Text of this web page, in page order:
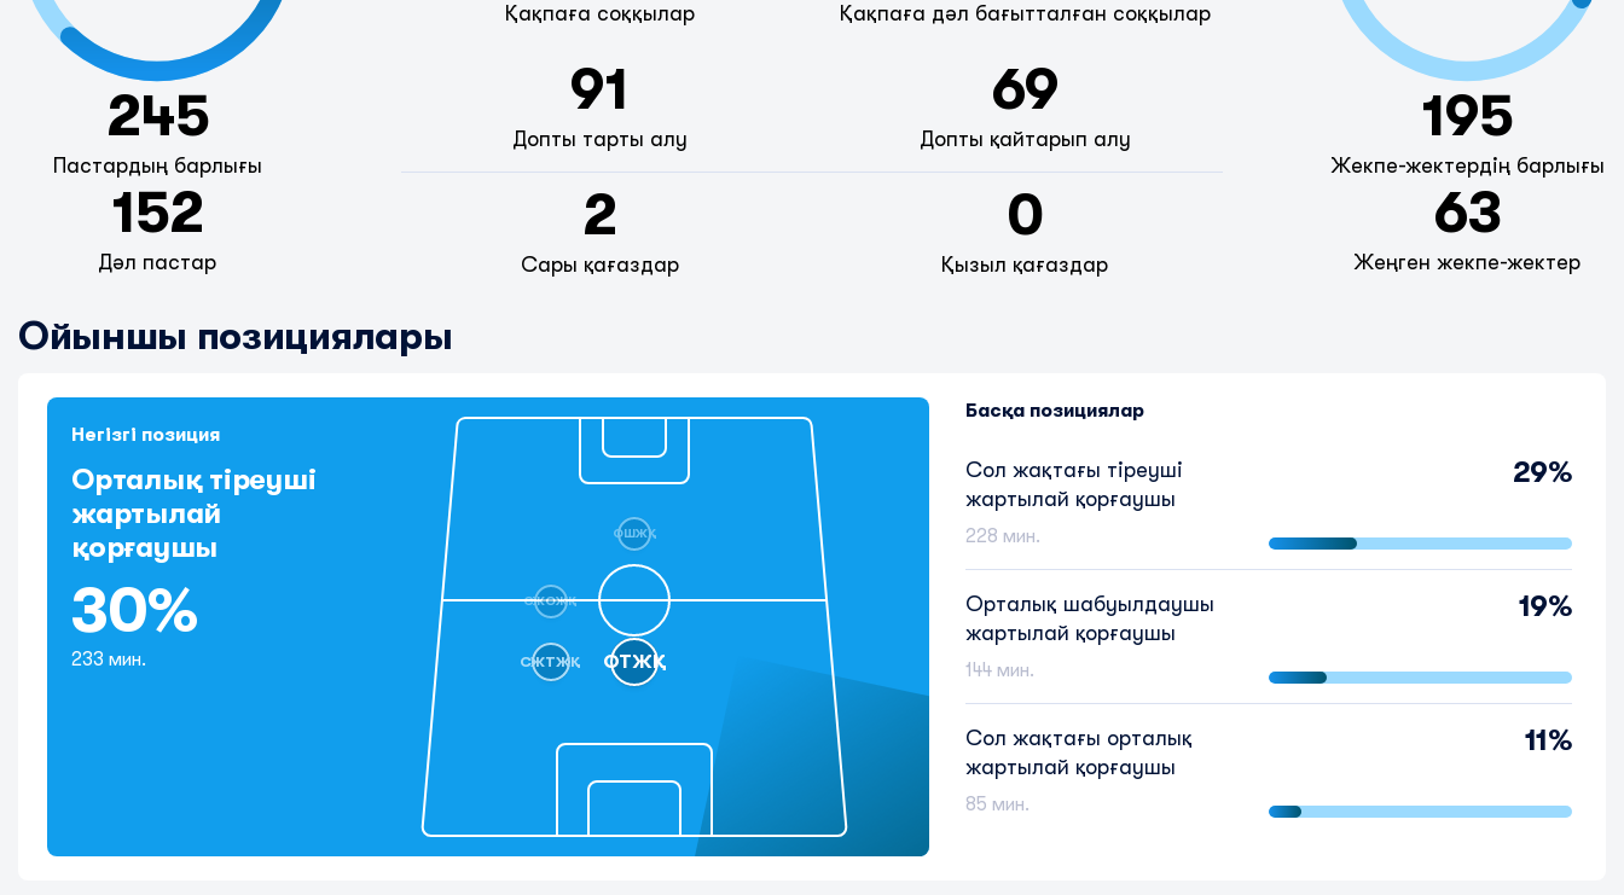
245
Пастардың барлығы
152
Дәл пастар
Қақпаға соққылар Қақпаға дәл бағытталған соққылар
91
Допты тарты алу
69
Допты қайтарып алу
2
Сары қағаздар
0
Қызыл қағаздар
195
Жекпе-жектердің барлығы
63
Жеңген жекпе-жектер
Ойыншы позициялары
Негізгі позиция
Орталық тіреуші
жартылай
қорғаушы
30%
233 мин. ОТЖҚ
СЖТЖҚ
ОШЖҚ
СЖОЖҚ
Басқа позициялар
Сол жақтағы тіреуші
жартылай қорғаушы
228 мин.
29%
Орталық шабуылдаушы
жартылай қорғаушы
144 мин.
19%
Сол жақтағы орталық
жартылай қорғаушы
85 мин.
11%